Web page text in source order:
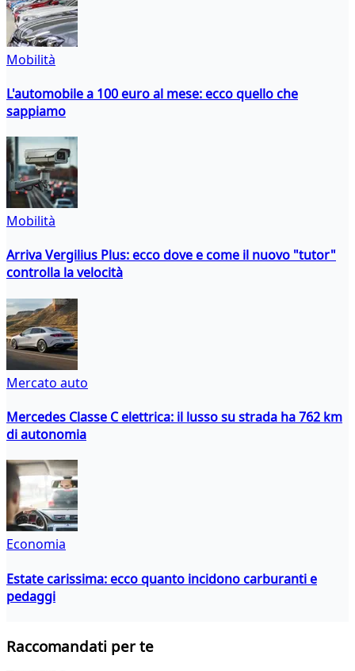
Mobilità
L'automobile a 100 euro al mese: ecco quello che
sappiamo
Mobilità
Arriva Vergilius Plus: ecco dove e come il nuovo "tutor"
controlla la velocità
Mercato auto
Mercedes Classe C elettrica: il lusso su strada ha 762 km
di autonomia
Economia
Estate carissima: ecco quanto incidono carburanti e
pedaggi
Raccomandati per te